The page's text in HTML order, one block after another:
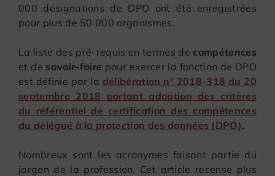
000 désignations de DPO ont été enregistrées
pour plus de 50 000 organismes.
La liste des pré-requis en termes de compétences
et de savoir-faire pour exercer la fonction de DPO
est définie par la délibération n° 2018-318 du 20
septembre 2018 portant adoption des critères
du référentiel de certification des compétences
du délégué à la protection des données (DPO).
Nombreux sont les acronymes faisant partie du
jargon de la profession. Cet article recense plus